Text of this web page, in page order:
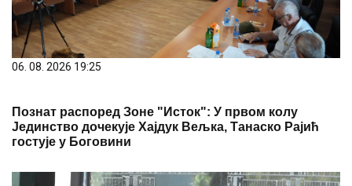
06. 08. 2026 19:25
Познат распоред Зоне "Исток": У првом колу
Јединство дочекује Хајдук Вељка, Танаско Рајић
гостује у Боговини